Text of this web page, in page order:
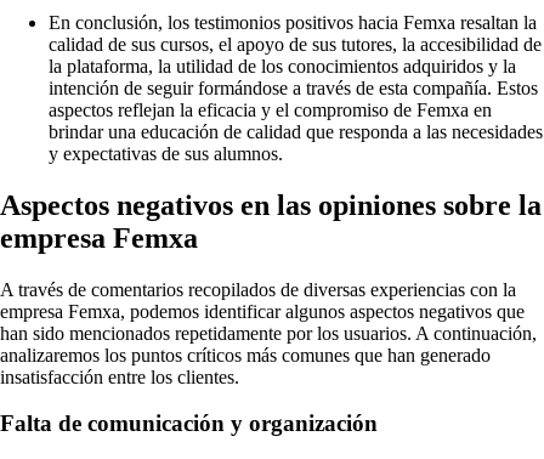
En conclusión, los testimonios positivos hacia Femxa resaltan la
calidad de sus cursos, el apoyo de sus tutores, la accesibilidad de
la plataforma, la utilidad de los conocimientos adquiridos y la
intención de seguir formándose a través de esta compañía. Estos
aspectos reflejan la eficacia y el compromiso de Femxa en
brindar una educación de calidad que responda a las necesidades
y expectativas de sus alumnos.
Aspectos negativos en las opiniones sobre la
empresa Femxa
A través de comentarios recopilados de diversas experiencias con la
empresa Femxa, podemos identificar algunos aspectos negativos que
han sido mencionados repetidamente por los usuarios. A continuación,
analizaremos los puntos críticos más comunes que han generado
insatisfacción entre los clientes.
Falta de comunicación y organización